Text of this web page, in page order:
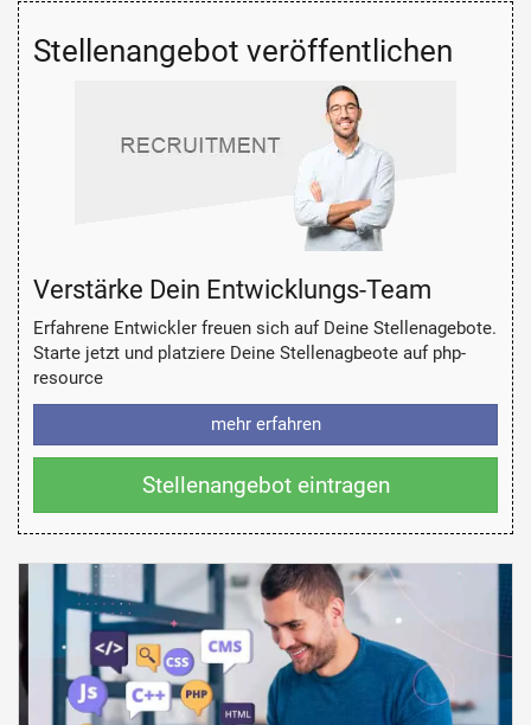
Stellenangebot veröffentlichen
Verstärke Dein Entwicklungs-Team
Erfahrene Entwickler freuen sich auf Deine Stellenagebote.
Starte jetzt und platziere Deine Stellenagbeote auf php-
resource
mehr erfahren
Stellenangebot eintragen